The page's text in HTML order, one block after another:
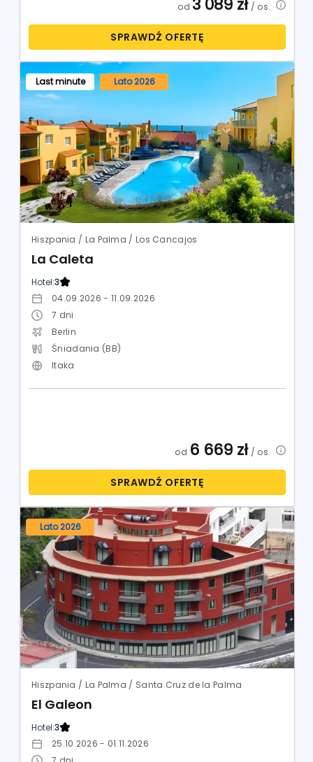
od 3 089 zł/ os.
SPRAWDŹ OFERTĘ
Last minute Lato 2026
Hiszpania / La Palma / Los Cancajos
La Caleta
Hotel:3
04.09.2026 - 11.09.2026
7 dni
Berlin
Śniadania (BB)
Itaka
od 6 669 zł/ os.
SPRAWDŹ OFERTĘ
Lato 2026
Hiszpania / La Palma / Santa Cruz de la Palma
El Galeon
Hotel:3
25.10.2026 - 01.11.2026